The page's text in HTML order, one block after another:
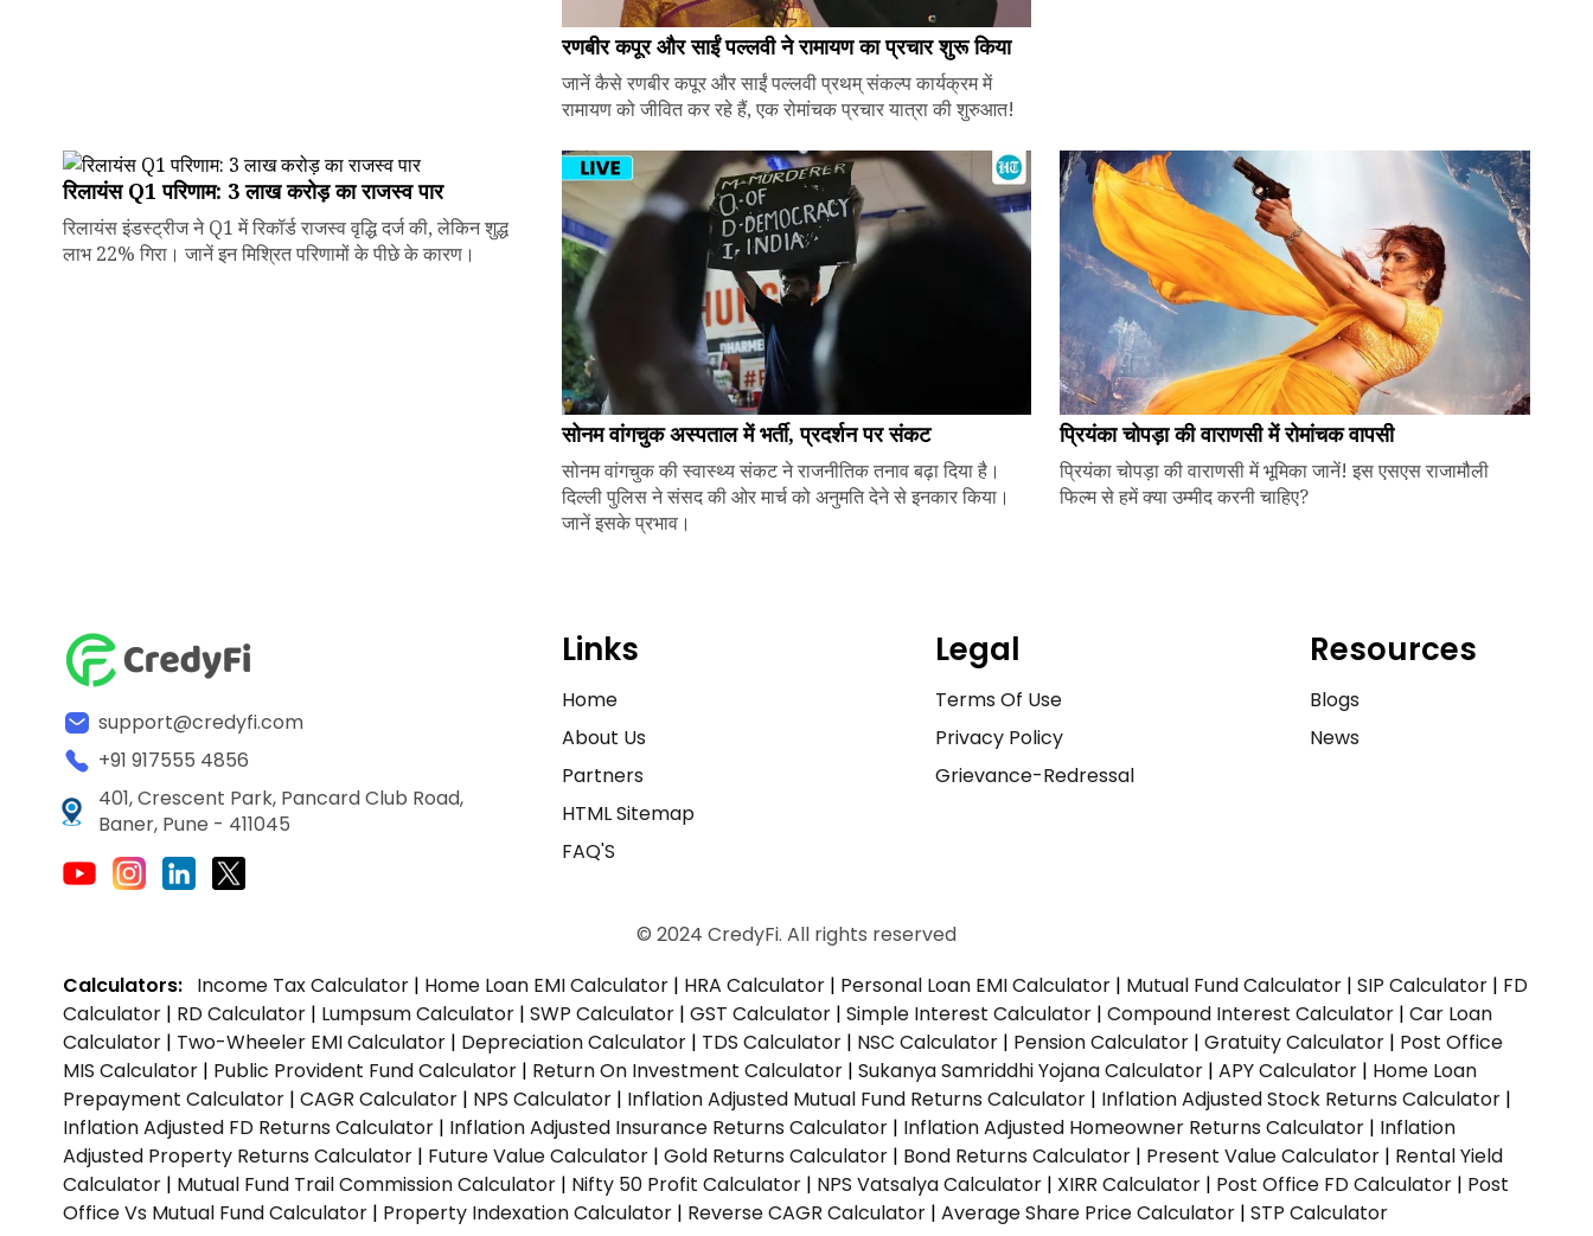
रणबीर कपूर और साईं पल्लवी ने रामायण का प्रचार शुरू किया
जानें कैसे रणबीर कपूर और साईं पल्लवी प्रथम् संकल्प कार्यक्रम में
रामायण को जीवित कर रहे हैं, एक रोमांचक प्रचार यात्रा की शुरुआत!
रिलायंस Q1 परिणाम: ₹3 लाख करोड़ का राजस्व पार
रिलायंस इंडस्ट्रीज ने Q1 में रिकॉर्ड राजस्व वृद्धि दर्ज की, लेकिन शुद्ध
लाभ 22% गिरा। जानें इन मिश्रित परिणामों के पीछे के कारण।
सोनम वांगचुक अस्पताल में भर्ती, प्रदर्शन पर संकट
सोनम वांगचुक की स्वास्थ्य संकट ने राजनीतिक तनाव बढ़ा दिया है।
दिल्ली पुलिस ने संसद की ओर मार्च को अनुमति देने से इनकार किया।
जानें इसके प्रभाव।
प्रियंका चोपड़ा की वाराणसी में रोमांचक वापसी
प्रियंका चोपड़ा की वाराणसी में भूमिका जानें! इस एसएस राजामौली
फिल्म से हमें क्या उम्मीद करनी चाहिए?
support@credyfi.com
+91 917555 4856
401, Crescent Park, Pancard Club Road,
Baner, Pune - 411045
Links
Home
About Us
Partners
HTML Sitemap
FAQ'S
Legal
Terms Of Use
Privacy Policy
Grievance-Redressal
Resources
Blogs
News
© 2024 CredyFi. All rights reserved
Calculators: Income Tax Calculator | Home Loan EMI Calculator | HRA Calculator | Personal Loan EMI Calculator | Mutual Fund Calculator | SIP Calculator | FD
Calculator | RD Calculator | Lumpsum Calculator | SWP Calculator | GST Calculator | Simple Interest Calculator | Compound Interest Calculator | Car Loan
Calculator | Two-Wheeler EMI Calculator | Depreciation Calculator | TDS Calculator | NSC Calculator | Pension Calculator | Gratuity Calculator | Post Office
MIS Calculator | Public Provident Fund Calculator | Return On Investment Calculator | Sukanya Samriddhi Yojana Calculator | APY Calculator | Home Loan
Prepayment Calculator | CAGR Calculator | NPS Calculator | Inflation Adjusted Mutual Fund Returns Calculator | Inflation Adjusted Stock Returns Calculator |
Inflation Adjusted FD Returns Calculator | Inflation Adjusted Insurance Returns Calculator | Inflation Adjusted Homeowner Returns Calculator | Inflation
Adjusted Property Returns Calculator | Future Value Calculator | Gold Returns Calculator | Bond Returns Calculator | Present Value Calculator | Rental Yield
Calculator | Mutual Fund Trail Commission Calculator | Nifty 50 Profit Calculator | NPS Vatsalya Calculator | XIRR Calculator | Post Office FD Calculator | Post
Office Vs Mutual Fund Calculator | Property Indexation Calculator | Reverse CAGR Calculator | Average Share Price Calculator | STP Calculator